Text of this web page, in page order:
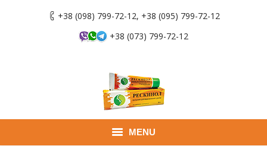
+38 (098) 799-72-12, +38 (095) 799-72-12
+38 (073) 799-72-12
MENU